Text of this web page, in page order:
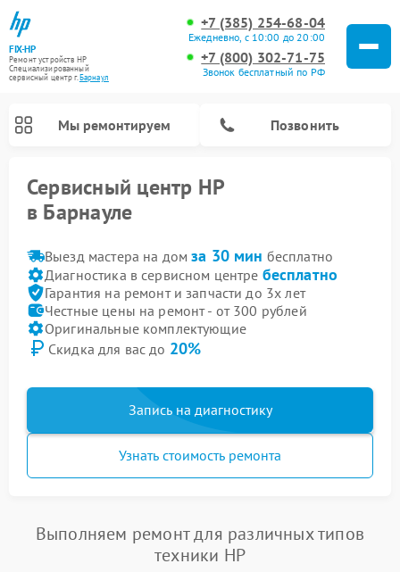
FIX-HP
Ремонт устройств HP
Специализированный
cервисный центр г.Барнаул
+7 (385) 254-68-04
Ежедневно, с 10:00 до 20:00
+7 (800) 302-71-75
Звонок бесплатный по РФ
Мы ремонтируем Позвонить
Сервисный центр HP
в Барнауле
Выезд мастера на домза 30 мин бесплатно
Диагностика в сервисном центре бесплатно
Гарантия на ремонт и запчасти до 3х лет
Честные цены на ремонт - от 300 рублей
Оригинальные комплектующие
Скидка для вас до 20%
Запись на диагностику
Узнать стоимость ремонта
Выполняем ремонт для различных типов
техники HP